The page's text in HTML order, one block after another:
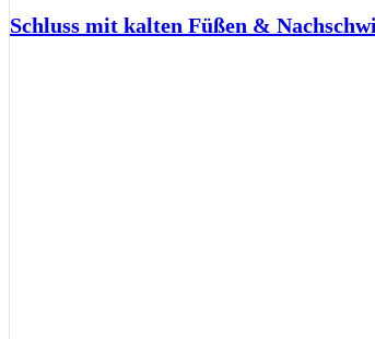
Schluss mit kalten Füßen &